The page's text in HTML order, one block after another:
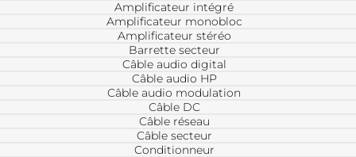
Amplificateur intégré
Amplificateur monobloc
Amplificateur stéréo
Barrette secteur
Câble audio digital
Câble audio HP
Câble audio modulation
Câble DC
Câble réseau
Câble secteur
Conditionneur